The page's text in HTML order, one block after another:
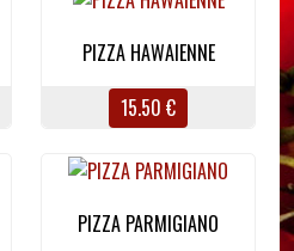
PIZZA HAWAIENNE
15.50 €
PIZZA PARMIGIANO